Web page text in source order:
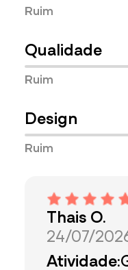
Ruim
Qualidade
Ruim
Design
Ruim
Thais O.
24/07/
Atividade: